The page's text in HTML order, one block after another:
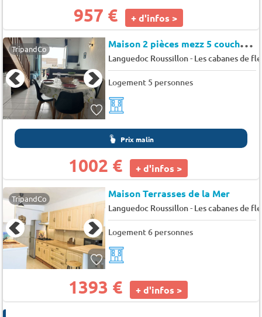
957 € + d'infos >
TripandCo M
aison 2 pièces mezz 5 couchages SAINT PIERRE LA MER - Mer indigo
Languedoc Roussillon- Les cabanes de
Logement 5 personnes
Prix malin
1002 € + d'infos >
TripandCo Maison Terrasses de la Mer
Languedoc Roussillon- Les cabanes de
Logement 6 personnes
1393 € + d'infos >